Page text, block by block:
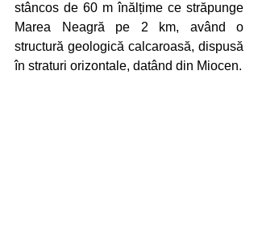
stâncos de 60 m înălțime ce străpunge
Marea Neagră pe 2 km, având o
structură geologică calcaroasă, dispusă